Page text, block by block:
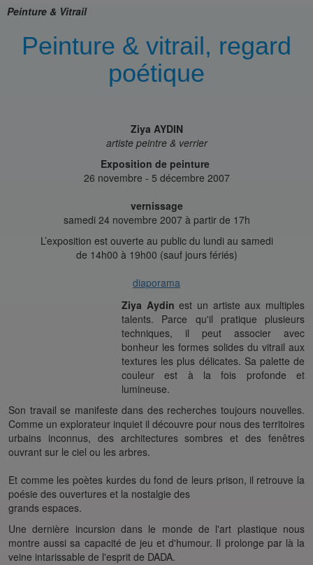
Peinture & Vitrail
Peinture & vitrail, regard
poétique
Ziya AYDIN
artiste peintre & verrier
Exposition de peinture
26 novembre - 5 décembre 2007
vernissage
samedi 24 novembre 2007 à partir de 17h
L’exposition est ouverte au public du lundi au samedi
de 14h00 à 19h00 (sauf jours fériés)
diaporama
Ziya Aydin est un artiste aux multiples
talents. Parce qu'il pratique plusieurs
techniques, il peut associer avec
bonheur les formes solides du vitrail aux
textures les plus délicates. Sa palette de
couleur est à la fois profonde et
lumineuse.
Son travail se manifeste dans des recherches toujours nouvelles.
Comme un explorateur inquiet il découvre pour nous des territoires
urbains inconnus, des architectures sombres et des fenêtres
ouvrant sur le ciel ou les arbres.
Et comme les poètes kurdes du fond de leurs prison, il retrouve la
poésie des ouvertures et la nostalgie des
grands espaces.
Une dernière incursion dans le monde de l'art plastique nous
montre aussi sa capacité de jeu et d'humour. Il prolonge par là la
veine intarissable de l'esprit de DADA.